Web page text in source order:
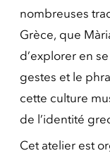
nombreuses
Grèce, que
d’explorer en
gestes et le
cette culture
de l’identité
Cet atelier est